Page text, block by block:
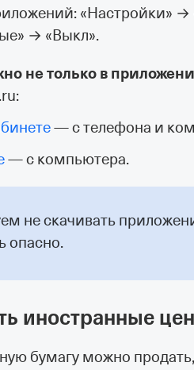
«Настройки» →
→ «Выкл».
не только в
— с телефона и
— с компьютера.
не скачивать
опасно.
иностранные
бумагу можно